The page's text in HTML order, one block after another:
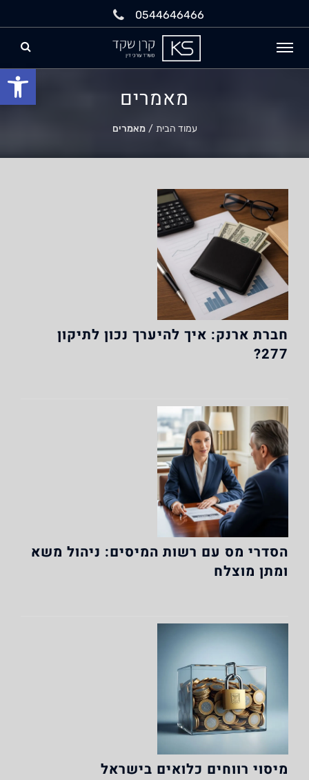
0544646466
מאמרים
עמוד הבית / מאמרים
חברת ארנק: איך להיערך נכון לתיקון
277?
הסדרי מס עם רשות המיסים: ניהול משא
ומתן מוצלח
מיסוי רווחים כלואים בישראל